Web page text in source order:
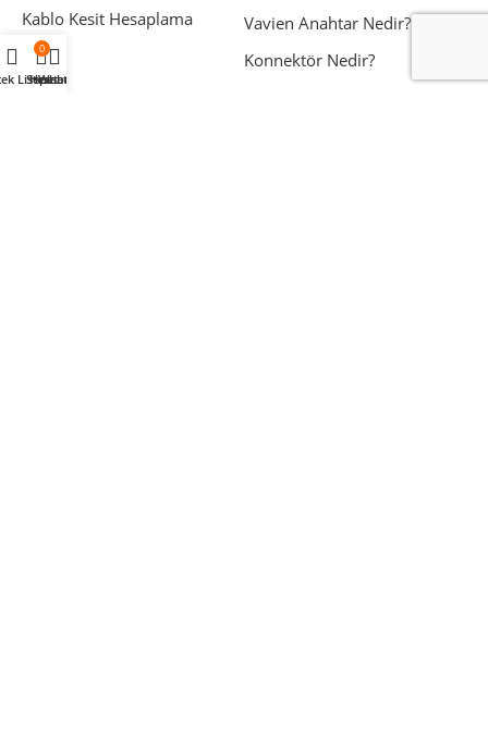
Kablo Kesit Hesaplama
Vavien Anahtar Nedir?
Konnektör Nedir?
Listesi
0
Sepet
Hesabım
Whatsapp